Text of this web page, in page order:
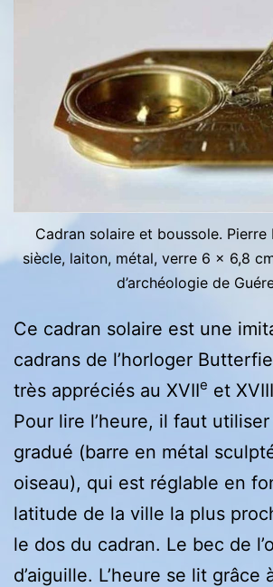
Cadran solaire et boussole. Pierre
siècle, laiton, métal, verre 6 x 6,8
d’archéologie de
Ce cadran solaire est une
cadrans de l’horloger
très appréciés au XVIIe et XVIII
Pour lire l’heure, il faut
gradué (barre en métal
oiseau), qui est réglable en
latitude de la ville la plus
le dos du cadran. Le bec de
d’aiguille. L’heure se lit grâce